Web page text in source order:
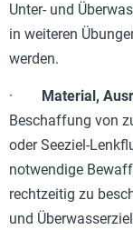
Unter- und
in weiteren
werden.
· Material,
Beschaffung von
oder Seeziel-
notwendige
rechtzeitig zu
und